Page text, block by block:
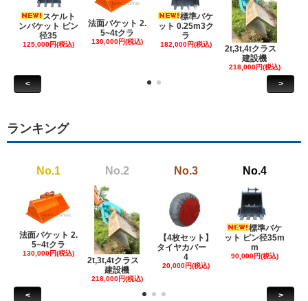
スケルト
ンバケット ピン
径35
125,000円(税込)
法面バケット 2.
5~4tクラ
130,000円(税込)
標準バケ
ット 0.25m3ク
ラ
182,000円(税込)
2t,3t,4tクラス
建設機
218,000円(税込)
< >
ランキング
No.1
法面バケット 2.
5~4tクラ
130,000円(税込)
No.2
2t,3t,4tクラス
建設機
218,000円(税込)
No.3
【4枚セット】
タイヤカバー
4
20,000円(税込)
No.4
標準バケ
ット ピン径35m
m
90,000円(税込)
< >